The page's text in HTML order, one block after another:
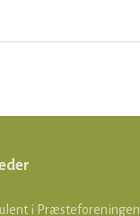
i Præsteforeningen